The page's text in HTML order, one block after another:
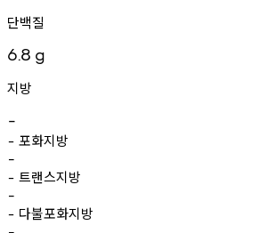
단백질
6.8 g
지방
-
- 포화지방
-
- 트랜스지방
-
- 다불포화지방